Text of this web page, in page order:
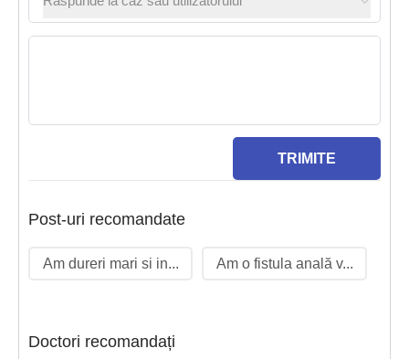
TRIMITE
Post-uri recomandate
Am dureri mari si in... Am o fistula anală v...
Doctori recomandați